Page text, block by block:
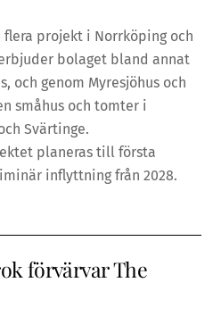
flera projekt i Norrköping och
bolaget bland annat
och genom Myresjöhus och
småhus och tomter i
Svärtinge.
planeras till första
inflyttning från 2028.
förvärvar The